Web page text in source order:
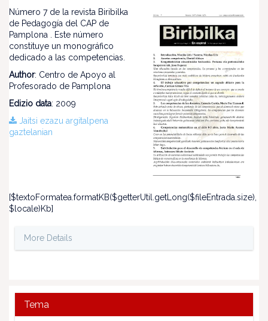
Número 7 de la revista Biribilka
de Pedagogía del CAP de
Pamplona . Este número
constituye un monográfico
dedicado a las competencias.
Author: Centro de Apoyo al
Profesorado de Pamplona
Edizio data: 2009
Jaitsi ezazu argitalpena
gaztelanian
[$textoFormatea.formatKB($getterUtil.getLong($fileEntrada.size),
$locale)Kb]
More Details
Tema